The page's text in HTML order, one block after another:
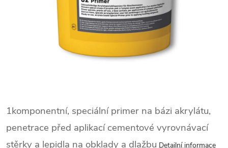
1komponentní, speciální primer na bázi akrylátu,
penetrace před aplikací cementové vyrovnávací
stěrky a lepidla na obklady a dlažbu Detailní informace